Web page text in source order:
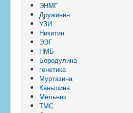
ЭНМГ
Дружинин
УЗИ
Никитин
ЭЭГ
НМБ
Бородулина
генетика
Муртазина
Каньшина
Мельник
ТМС